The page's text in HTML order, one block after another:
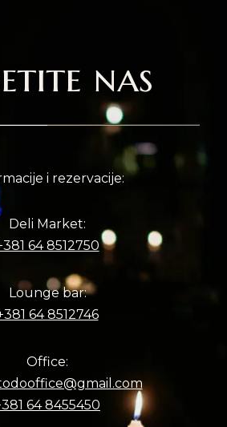
nas
i rezervacije:
Deli Market:
64 8512750
Lounge bar:
64 8512746
Office:
64 8455450